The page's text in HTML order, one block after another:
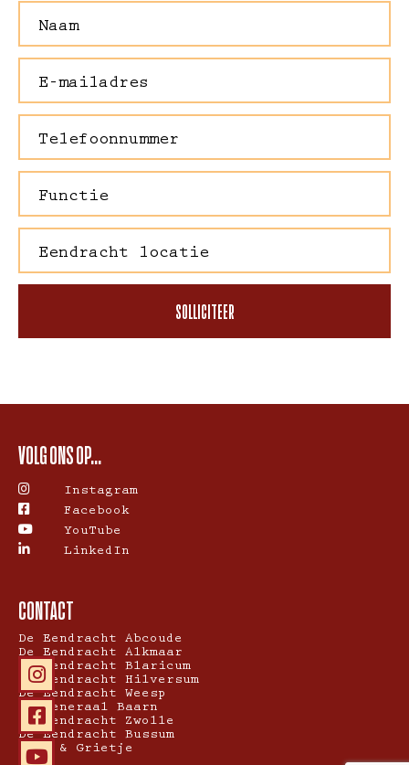
SOLLICITEER
VOLG ONS OP...
Instagram
Facebook
YouTube
LinkedIn
CONTACT
De Eendracht Abcoude
De Eendracht Alkmaar
De Eendracht Blaricum
De Eendracht Hilversum
De Eendracht Weesp
De Generaal Baarn
De Eendracht Zwolle
De Eendracht Bussum
Hans & Grietje